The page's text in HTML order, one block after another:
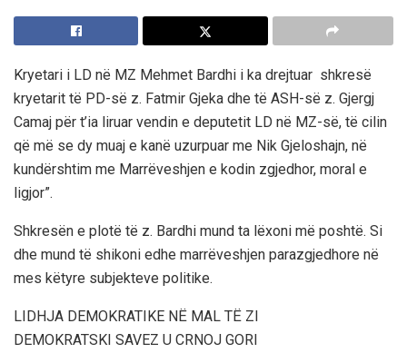
Kryetari i LD në MZ Mehmet Bardhi i ka drejtuar shkresë
kryetarit të PD-së z. Fatmir Gjeka dhe të ASH-së z. Gjergj
Camaj për t’ia liruar vendin e deputetit LD në MZ-së, të cilin
që më se dy muaj e kanë uzurpuar me Nik Gjeloshajn, në
kundërshtim me Marrëveshjen e kodin zgjedhor, moral e
ligjor”.
Shkresën e plotë të z. Bardhi mund ta lëxoni më poshtë. Si
dhe mund të shikoni edhe marrëveshjen parazgjedhore në
mes këtyre subjekteve politike.
LIDHJA DEMOKRATIKE NË MAL TË ZI
DEMOKRATSKI SAVEZ U CRNOJ GORI